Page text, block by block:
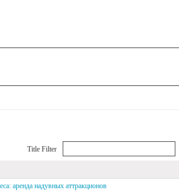
Title Filter
аренда надувных аттракционов